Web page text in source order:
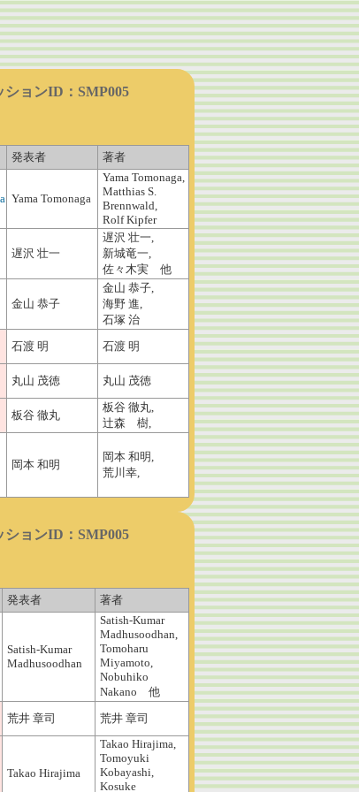
ョンID：SMP005
発表者 著者
Yama Tomonaga
Yama Tomonaga,
Matthias S.
Brennwald,
Rolf Kipfer
遅沢 壮一
遅沢 壮一,
新城竜一,
佐々木実 他
金山 恭子
金山 恭子,
海野 進,
石塚 治
石渡 明 石渡 明
丸山 茂徳 丸山 茂徳
板谷 徹丸
板谷 徹丸,
辻森 樹,
岡本 和明
岡本 和明,
荒川幸,
ョンID：SMP005
発表者 著者
Satish-Kumar
Madhusoodhan
Satish-Kumar
Madhusoodhan,
Tomoharu
Miyamoto,
Nobuhiko
Nakano 他
荒井 章司 荒井 章司
Takao Hirajima
Takao Hirajima,
Tomoyuki
Kobayashi,
Kosuke